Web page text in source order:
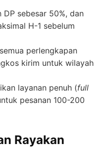
sebesar 50%, dan
H-1 sebelum
perlengkapan
kirim untuk wilayah
layanan penuh (full
pesanan 100-200
Rayakan